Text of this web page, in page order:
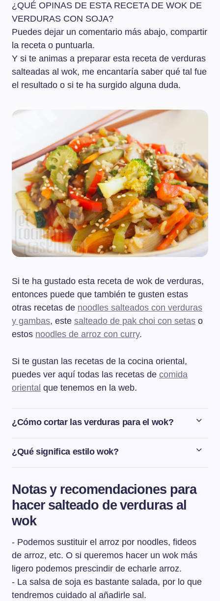
¿QUÉ OPINAS DE ESTA RECETA DE WOK DE
VERDURAS CON SOJA?
Puedes dejar un comentario más abajo, compartir
la receta o puntuarla.
Y si te animas a preparar esta receta de verduras
salteadas al wok, me encantaría saber qué tal fue
el resultado o si te ha surgido alguna duda.
Si te ha gustado esta receta de wok de verduras,
entonces puede que también te gusten estas
otras recetas de noodles salteados con verduras
y gambas, este salteado de pak choi con setas o
estos noodles de arroz con curry.
Si te gustan las recetas de la cocina oriental,
puedes ver aquí todas las recetas de comida
oriental que tenemos en la web.
¿Cómo cortar las verduras para el wok?
Vamos a cortar las verduras para el wok en bastoncitos
y láminas que sean de un tamaño muy parecido para
más duras a las más tiernas.
¿Qué significa estilo wok?
El estilo wok significa saltear los alimentos en una
Notas y recomendaciones para
hacer salteado de verduras al
wok
- Podemos sustituir el arroz por noodles, fideos
de arroz, etc. O si queremos hacer un wok más
ligero podemos prescindir de echarle arroz.
- La salsa de soja es bastante salada, por lo que
tendremos cuidado al añadirle sal.